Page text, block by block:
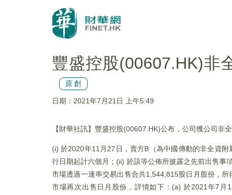
豐盛控股(00607.HK)非
原創
日期：2021年7月21日 上午5:49
【財華社訊】豐盛控股(00607.HK)公布，公司獲公司非
(i) 於2020年11月27日，賣方B（為中國傳動的非全資
行日期起計六個月；(ii) 於該等公佈所披露之先前出售事
市場透過一連串交易出售合共1,544,815股日月股份，
市場再次出售日月股份，詳情如下：(a) 於2021年7月